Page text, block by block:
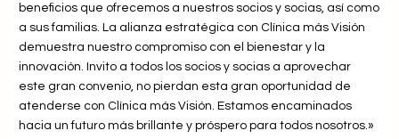
beneficios que ofrecemos a nuestros socios y socias, así como
a sus familias. La alianza estratégica con Clínica más Visión
demuestra nuestro compromiso con el bienestar y la
innovación. Invito a todos los socios y socias a aprovechar
este gran convenio, no pierdan esta gran oportunidad de
atenderse con Clínica más Visión. Estamos encaminados
hacia un futuro más brillante y próspero para todos nosotros.»